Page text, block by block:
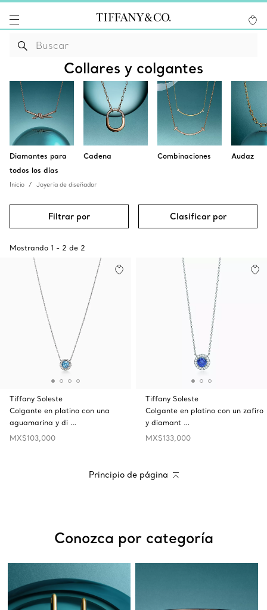
Collares y colgantes
Diamantes para
todos los días
Cadena Combinaciones Audaz
Inicio Joyería de diseñador
Filtrar por Clasificar por
Mostrando 1 - 2 de 2
Tiffany Soleste
Colgante en platino con una
aguamarina y di …
MX$103,000
Tiffany Soleste
Colgante en platino con un zafiro
y diamant …
MX$133,000
Principio de página
Conozca por categoría